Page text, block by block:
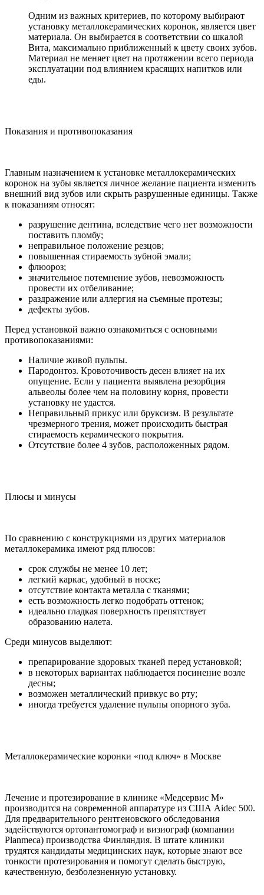
Одним из важных критериев, по которому выбирают
установку металлокерамических коронок, является цвет
материала. Он выбирается в соответствии со шкалой
Вита, максимально приближенный к цвету своих зубов.
Материал не меняет цвет на протяжении всего периода
эксплуатации под влиянием красящих напитков или
еды.
Показания и противопоказания
Главным назначением к установке металлокерамических
коронок на зубы является личное желание пациента изменить
внешний вид зубов или скрыть разрушенные единицы. Также
к показаниям относят:
разрушение дентина, вследствие чего нет возможности
поставить пломбу;
неправильное положение резцов;
повышенная стираемость зубной эмали;
флюороз;
значительное потемнение зубов, невозможность
провести их отбеливание;
раздражение или аллергия на съемные протезы;
дефекты зубов.
Перед установкой важно ознакомиться с основными
противопоказаниями:
Наличие живой пульпы.
Пародонтоз. Кровоточивость десен влияет на их
опущение. Если у пациента выявлена резорбция
альвеолы более чем на половину корня, провести
установку не удастся.
Неправильный прикус или бруксизм. В результате
чрезмерного трения, может происходить быстрая
стираемость керамического покрытия.
Отсутствие более 4 зубов, расположенных рядом.
Плюсы и минусы
По сравнению с конструкциями из других материалов
металлокерамика имеют ряд плюсов:
срок службы не менее 10 лет;
легкий каркас, удобный в носке;
отсутствие контакта металла с тканями;
есть возможность легко подобрать оттенок;
идеально гладкая поверхность препятствует
образованию налета.
Среди минусов выделяют:
препарирование здоровых тканей перед установкой;
в некоторых вариантах наблюдается посинение возле
десны;
возможен металлический привкус во рту;
иногда требуется удаление пульпы опорного зуба.
Металлокерамические коронки «под ключ» в Москве
Лечение и протезирование в клинике «Медсервис М»
производится на современной аппаратуре из США Aidec 500.
Для предварительного рентгеновского обследования
задействуются ортопантомограф и визиограф (компании
Planmeca) производства Финляндия. В штате клиники
трудятся кандидаты медицинских наук, которые знают все
тонкости протезирования и помогут сделать быструю,
качественную, безболезненную установку.